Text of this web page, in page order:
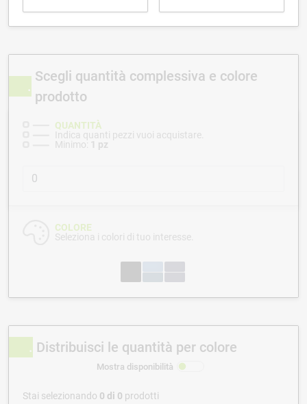
Scegli quantità complessiva e colore
prodotto
QUANTITÀ
Indica quanti pezzi vuoi acquistare.
Minimo: 1 pz
COLORE
Seleziona i colori di tuo interesse.
Distribuisci le quantità per colore
Mostra disponibilità
Stai selezionando 0 di 0 prodotti